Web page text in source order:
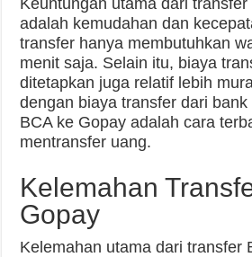
Keuntungan utama dari
adalah kemudahan dan
transfer hanya membutuhkan
menit saja. Selain itu, biaya
ditetapkan juga relatif lebih
dengan biaya transfer dari
BCA ke Gopay adalah cara
mentransfer uang.
Kelemahan
Gopay
Kelemahan utama dari transfer